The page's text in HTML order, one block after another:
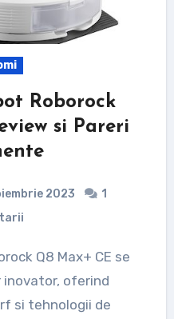
Roborock
si Pareri
2023
1
inovator, oferind
si tehnologii de